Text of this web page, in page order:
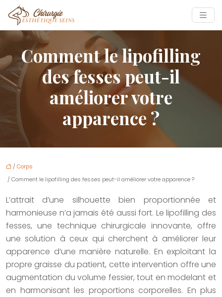
Comment le lipofilling
des fesses peut-il
améliorer votre
apparence ?
/Corps
/ Comment le lipofilling des fesses peut-il améliorer votre apparence ?
L’attrait d’une silhouette bien proportionnée et
harmonieuse n’a jamais été aussi fort. Le lipofilling des
fesses, une technique chirurgicale innovante, offre
une solution à ceux qui cherchent à améliorer leur
apparence d’une manière naturelle. En exploitant la
propre graisse du patient, cette intervention offre une
augmentation du volume fessier, tout en modelant et
en harmonisant les proportions corporelles. En plus